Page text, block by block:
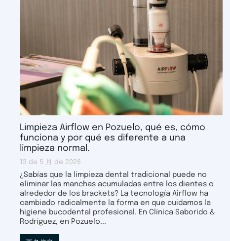
Limpieza Airflow en Pozuelo, qué es, cómo
funciona y por qué es diferente a una
limpieza normal.
13 de 5 月 de 2026
¿Sabías que la limpieza dental tradicional puede no
eliminar las manchas acumuladas entre los dientes o
alrededor de los brackets? La tecnología Airflow ha
cambiado radicalmente la forma en que cuidamos la
higiene bucodental profesional. En Clínica Saborido &
Rodríguez, en Pozuelo...